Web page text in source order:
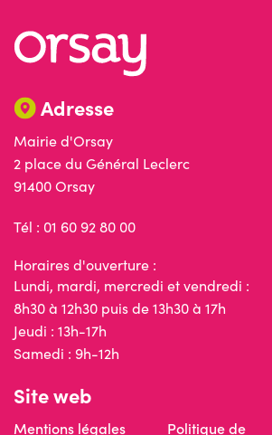
Adresse
Mairie d'Orsay
2 place du Général Leclerc
91400 Orsay
Tél : 01 60 92 80 00
Horaires d'ouverture :
Lundi, mardi, mercredi et vendredi :
8h30 à 12h30 puis de 13h30 à 17h
Jeudi : 13h-17h
Samedi : 9h-12h
Site web
Mentions légales
Politique de